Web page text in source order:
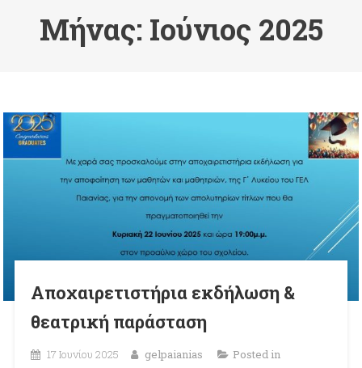
Μήνας: Ιούνιος 2025
Αποχαιρετιστήρια εκδήλωση &
θεατρική παράσταση
17 Ιουνίου 2025 gelpaianias
Posted in